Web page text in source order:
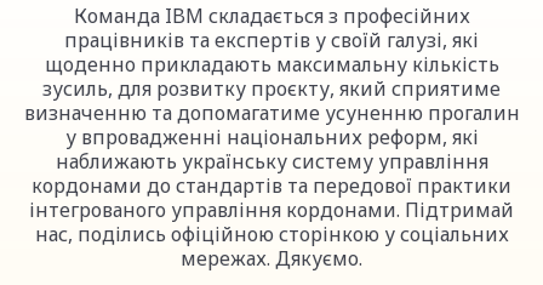
Команда IBM складається з професійних
працівників та експертів у своїй галузі, які
щоденно прикладають максимальну кількість
зусиль, для розвитку проєкту, який сприятиме
визначенню та допомагатиме усуненню прогалин
у впровадженні національних реформ, які
наближають українську систему управління
кордонами до стандартів та передової практики
інтегрованого управління кордонами. Підтримай
нас, поділись офіційною сторінкою у соціальних
мережах. Дякуємо.